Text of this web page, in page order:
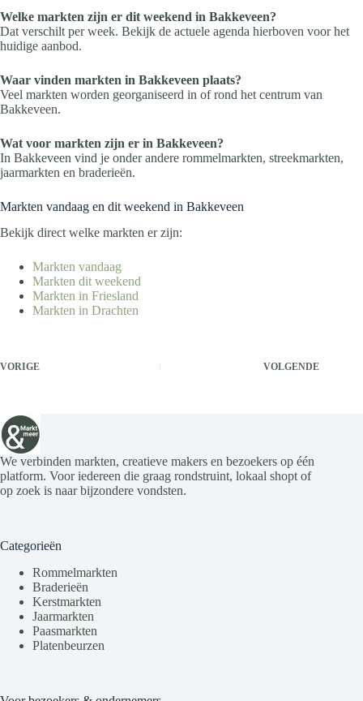
Welke markten zijn er dit weekend in Bakkeveen?
Dat verschilt per week. Bekijk de actuele agenda hierboven voor het
huidige aanbod.
Waar vinden markten in Bakkeveen plaats?
Veel markten worden georganiseerd in of rond het centrum van
Bakkeveen.
Wat voor markten zijn er in Bakkeveen?
In Bakkeveen vind je onder andere rommelmarkten, streekmarkten,
jaarmarkten en braderieën.
Markten vandaag en dit weekend in Bakkeveen
Bekijk direct welke markten er zijn:
Markten vandaag
Markten dit weekend
Markten in Friesland
Markten in Drachten
VORIGE VOLGENDE
We verbinden markten, creatieve makers en bezoekers op één
platform. Voor iedereen die graag rondstruint, lokaal shopt of
op zoek is naar bijzondere vondsten.
Categorieën
Rommelmarkten
Braderieën
Kerstmarkten
Jaarmarkten
Paasmarkten
Platenbeurzen